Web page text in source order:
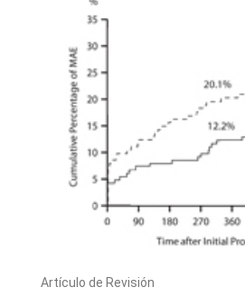
Artículo de Revisión